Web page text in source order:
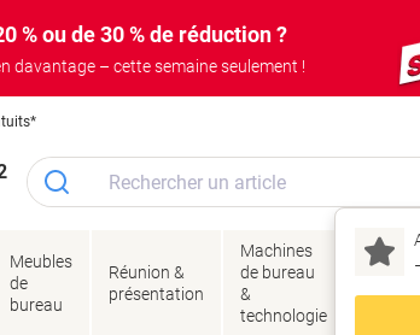
% ou de 30 % de réduction ?
davantage – cette semaine seulement !
Meubles
de
bureau
Réunion &
présentation
Machines
de bureau
&
technologie
Encres